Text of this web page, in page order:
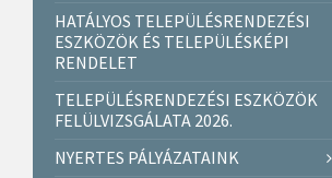
HATÁLYOS TELEPÜLÉSRENDEZÉSI
ESZKÖZÖK ÉS TELEPÜLÉSKÉPI
RENDELET
TELEPÜLÉSRENDEZÉSI ESZKÖZÖK
FELÜLVIZSGÁLATA 2026.
NYERTES PÁLYÁZATAINK